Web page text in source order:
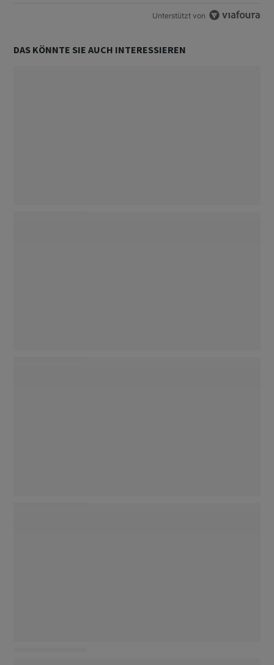
Unterstützt von
DAS KÖNNTE SIE AUCH INTERESSIEREN